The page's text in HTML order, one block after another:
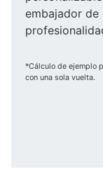
embajador de
*Cálculo de ejemplo
con una sola vuelta.